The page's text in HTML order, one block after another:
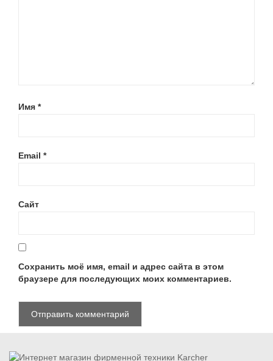
Имя *
Email *
Сайт
Сохранить моё имя, email и адрес сайта в этом
браузере для последующих моих комментариев.